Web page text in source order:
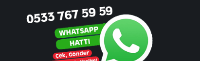
3 hafta önce
Ünlü oyuncu Damla Sönmez
Beykoz’da evlendi!